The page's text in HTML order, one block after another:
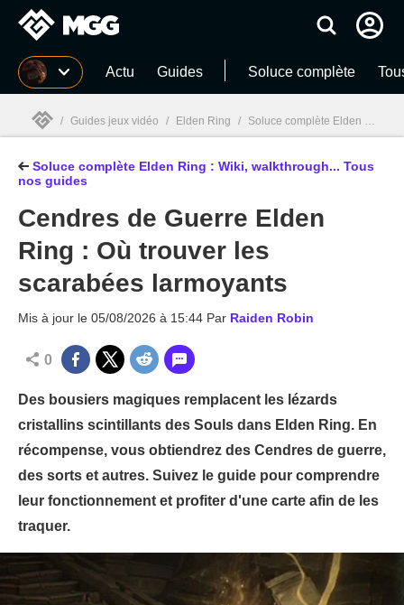
MGG Actu Guides Soluce complète
MGG
/ Guides jeux vidéo / Elden Ring / Soluce complète Elden Ring : Wiki, walkthrough... Tous nos guides
Soluce complète Elden Ring : Wiki, walkthrough... Tous
nos guides
Cendres de Guerre Elden
Ring : Où trouver les
scarabées larmoyants
Mis à jour le 05/08/2026 à 15:44 Par Raiden Robin
0
Des bousiers magiques remplacent les lézards
cristallins scintillants des Souls dans Elden Ring. En
récompense, vous obtiendrez des Cendres de guerre,
des sorts et autres. Suivez le guide pour comprendre
leur fonctionnement et profiter d'une carte afin de les
traquer.